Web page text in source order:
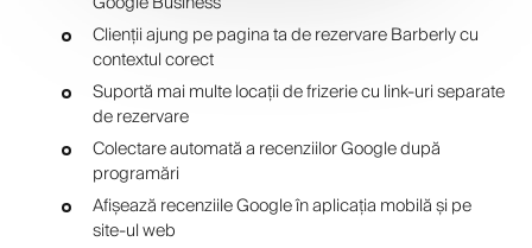
Clienții ajung pe pagina ta de rezervare Barberly cu
contextul corect
Suportă mai multe locații de frizerie cu link-uri separate
de rezervare
Colectare automată a recenziilor Google după
programări
Afișează recenziile Google în aplicația mobilă și pe
site-ul web